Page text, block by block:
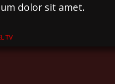
dolor sit amet.
TV